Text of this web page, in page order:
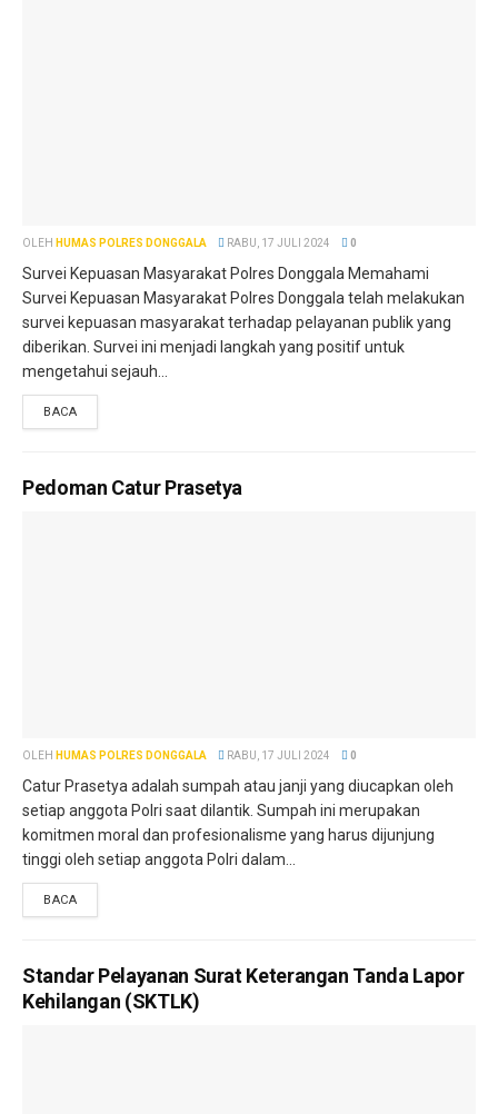
OLEH HUMAS POLRES DONGGALA RABU, 17 JULI 2024 0
Survei Kepuasan Masyarakat Polres Donggala Memahami
Survei Kepuasan Masyarakat Polres Donggala telah melakukan
survei kepuasan masyarakat terhadap pelayanan publik yang
diberikan. Survei ini menjadi langkah yang positif untuk
mengetahui sejauh...
BACA
Pedoman Catur Prasetya
OLEH HUMAS POLRES DONGGALA RABU, 17 JULI 2024 0
Catur Prasetya adalah sumpah atau janji yang diucapkan oleh
setiap anggota Polri saat dilantik. Sumpah ini merupakan
komitmen moral dan profesionalisme yang harus dijunjung
tinggi oleh setiap anggota Polri dalam...
BACA
Standar Pelayanan Surat Keterangan Tanda Lapor
Kehilangan (SKTLK)